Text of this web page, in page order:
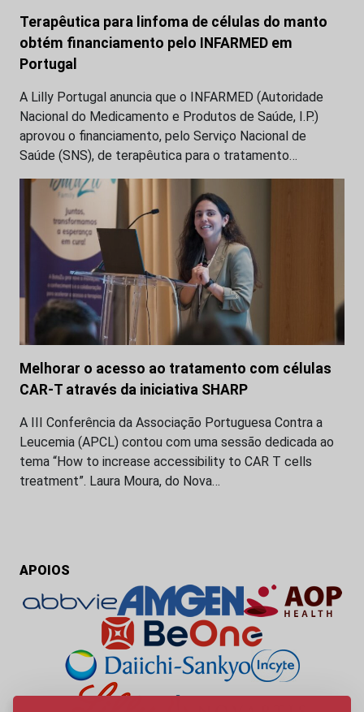
Terapêutica para linfoma de células do manto
obtém financiamento pelo INFARMED em
Portugal
A Lilly Portugal anuncia que o INFARMED (Autoridade
Nacional do Medicamento e Produtos de Saúde, I.P.)
aprovou o financiamento, pelo Serviço Nacional de
Saúde (SNS), de terapêutica para o tratamento…
Melhorar o acesso ao tratamento com células
CAR-T através da iniciativa SHARP
A III Conferência da Associação Portuguesa Contra a
Leucemia (APCL) contou com uma sessão dedicada ao
tema “How to increase accessibility to CAR T cells
treatment”. Laura Moura, do Nova…
APOIOS